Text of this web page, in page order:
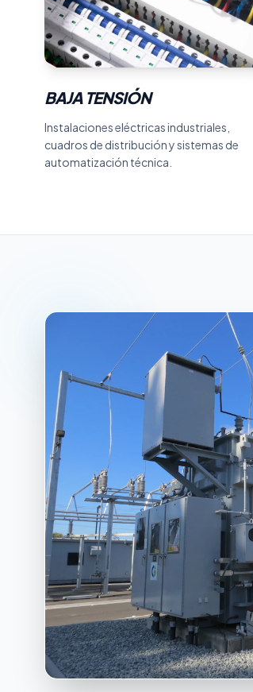
BAJA TENSIÓN
BAJA TENSIÓN
Instalaciones eléctricas industriales,
cuadros de distribución y sistemas de
automatización técnica.